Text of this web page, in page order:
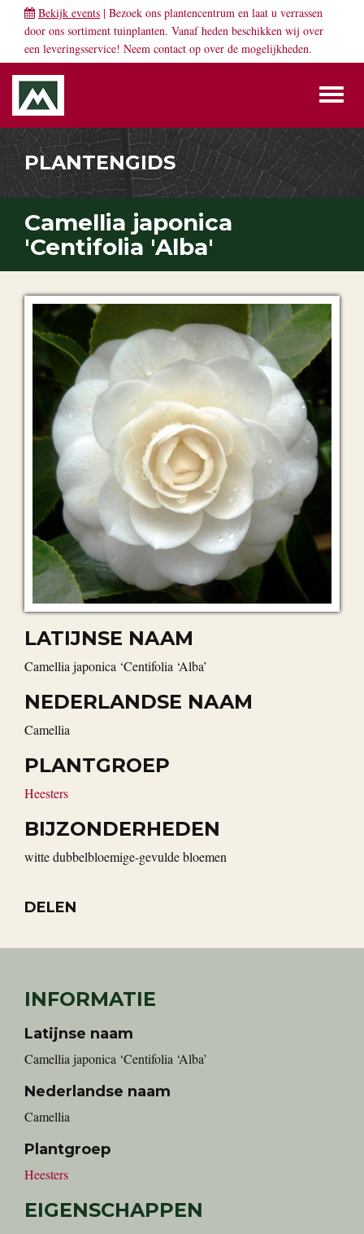
Bekijk events | Bezoek ons plantencentrum en laat u verrassen
door ons sortiment tuinplanten. Vanaf heden beschikken wij over
een leveringsservice! Neem contact op over de mogelijkheden.
PLANTENGIDS
Camellia japonica
'Centifolia 'Alba'
LATIJNSE NAAM
Camellia japonica ‘Centifolia ‘Alba’
NEDERLANDSE NAAM
Camellia
PLANTGROEP
Heesters
BIJZONDERHEDEN
witte dubbelbloemige-gevulde bloemen
DELEN
INFORMATIE
Latijnse naam
Camellia japonica ‘Centifolia ‘Alba’
Nederlandse naam
Camellia
Plantgroep
Heesters
EIGENSCHAPPEN